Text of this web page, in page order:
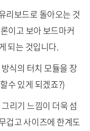
리보드로 돌아오는 것
이고 보아 보드마커
되는 것입니다.
식의 터치 모듈을 장
수 있게 되겠죠?)
리기 느낌이 더욱 섬
겁고 사이즈에 한계도